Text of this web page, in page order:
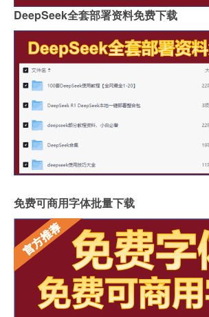
DeepSeek全套部署资料免费下载
免费可商用字体批量下载